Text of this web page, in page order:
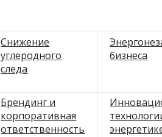
Снижение
углеродного
следа
бизнеса
Брендинг и
корпоративная
ответственность